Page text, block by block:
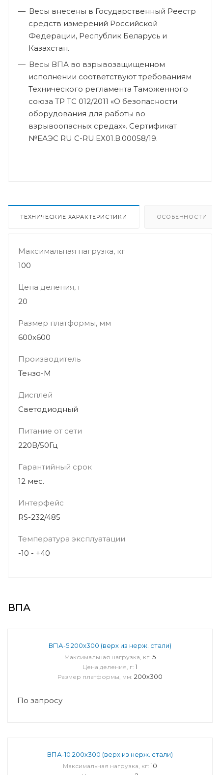
Весы внесены в Государственный Реестр
средств измерений Российской
Федерации, Республик Беларусь и
Казахстан.
Весы ВПА во взрывозащищенном
исполнении соответствуют требованиям
Технического регламента Таможенного
союза TP ТС 012/2011 «О безопасности
оборудования для работы во
взрывоопасных средах». Сертификат
№ЕАЭС RU C-RU.EX01.В.00058/19.
ВПА
ВПА-5 200х300 (верх из нерж. стали)
Максимальная нагрузка, кг: 5
Цена деления, г: 1
Размер платформы, мм: 200х300
По запросу
ВПА-10 200х300 (верх из нерж. стали)
Максимальная нагрузка, кг: 10
ТЕХНИЧЕСКИЕ ХАРАКТЕРИСТИКИ ОСОБЕННОСТИ
Максимальная нагрузка, кг
100
Цена деления, г
20
Размер платформы, мм
600x600
Производитель
Тензо-М
Дисплей
Светодиодный
Питание от сети
220В/50Гц
Гарантийный срок
12 мес.
Интерфейс
RS-232/485
Температура эксплуатации
-10 - +40